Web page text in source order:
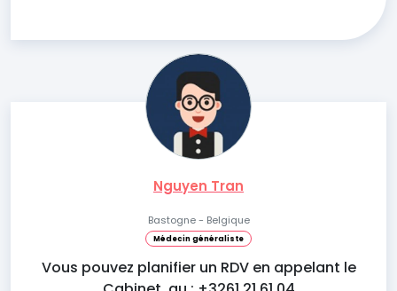
Nguyen Tran
Bastogne - Belgique
Médecin généraliste
Vous pouvez planifier un RDV en appelant le